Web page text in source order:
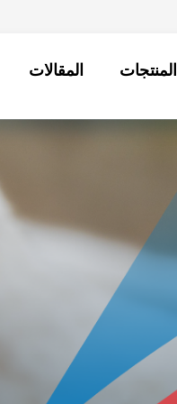
المنتجات المقالات